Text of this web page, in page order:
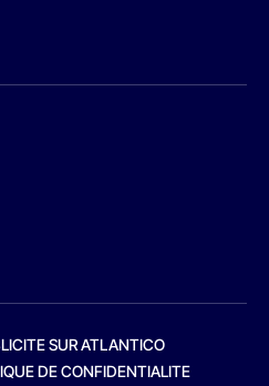
SUR ATLANTICO
DE CONFIDENTIALITE